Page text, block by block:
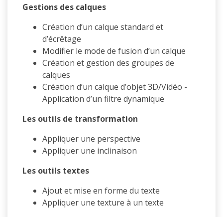
Gestions des calques
Création d’un calque standard et
d’écrêtage
Modifier le mode de fusion d’un calque
Création et gestion des groupes de
calques
Création d’un calque d’objet 3D/Vidéo -
Application d’un filtre dynamique
Les outils de transformation
Appliquer une perspective
Appliquer une inclinaison
Les outils textes
Ajout et mise en forme du texte
Appliquer une texture à un texte